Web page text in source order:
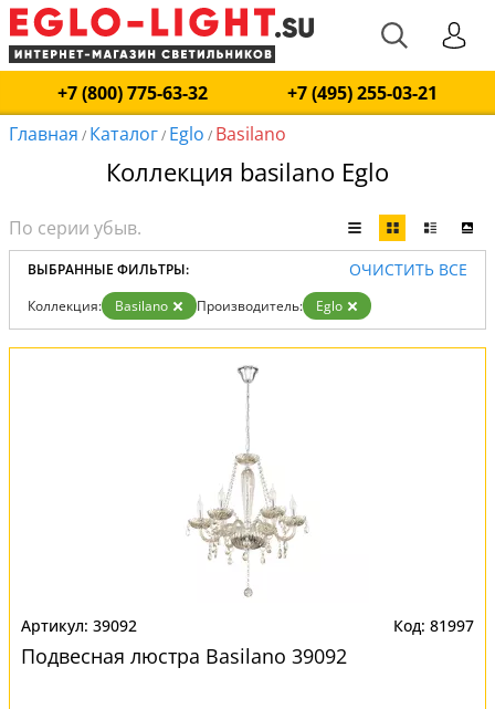
+7 (800) 775-63-32
+7 (495) 255-03-21
Главная / Каталог/ Eglo / Basilano
Коллекция basilano Eglo
ВЫБРАННЫЕ ФИЛЬТРЫ: ОЧИСТИТЬ ВСЕ
Коллекция: Basilano Производитель: Eglo
39092 81997
Подвесная люстра Basilano 39092